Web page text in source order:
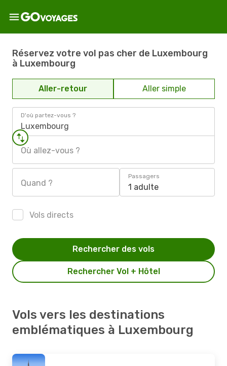
Réservez votre vol pas cher de Luxembourg
à Luxembourg
Aller-retour Aller simple
D'où partez-vous ?
Luxembourg
Où allez-vous ?
Quand ?
Passagers
1 adulte
Vols directs
Rechercher Vol + Hôtel
Rechercher des vols
Vols vers les destinations
emblématiques à Luxembourg